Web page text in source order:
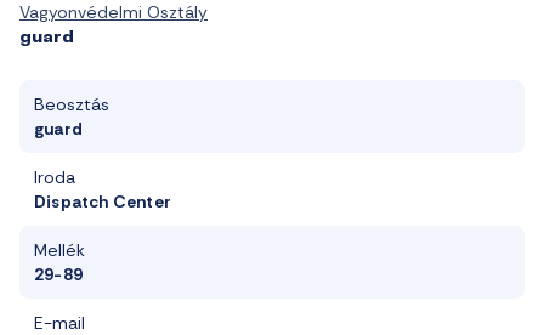
Vagyonvédelmi Osztály
guard
Beosztás
guard
Iroda
Dispatch Center
Mellék
29-89
E-mail